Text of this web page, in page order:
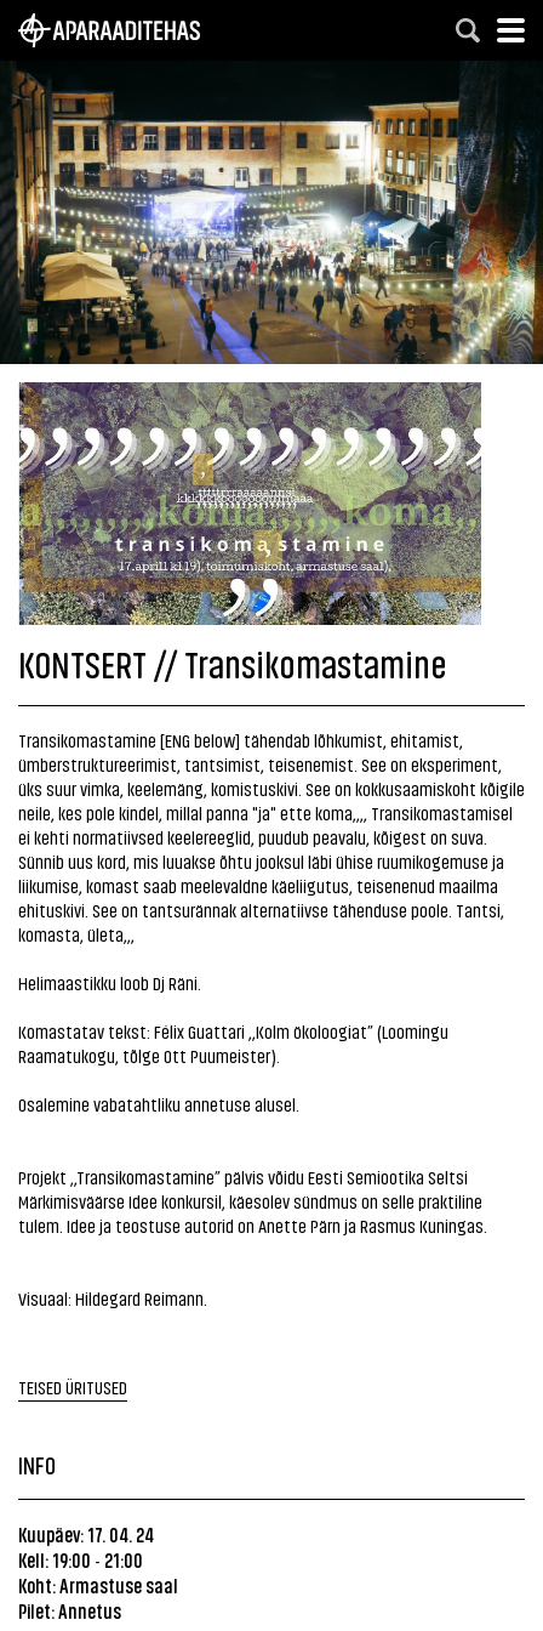
KONTSERT // Transikomastamine
Transikomastamine [ENG below] tähendab lõhkumist, ehitamist,
ümberstruktureerimist, tantsimist, teisenemist. See on eksperiment,
üks suur vimka, keelemäng, komistuskivi. See on kokkusaamiskoht kõigile
neile, kes pole kindel, millal panna "ja" ette koma,,,, Transikomastamisel
ei kehti normatiivsed keelereeglid, puudub peavalu, kõigest on suva.
Sünnib uus kord, mis luuakse õhtu jooksul läbi ühise ruumikogemuse ja
liikumise, komast saab meelevaldne käeliigutus, teisenenud maailma
ehituskivi. See on tantsurännak alternatiivse tähenduse poole. Tantsi,
komasta, ületa,,,
Helimaastikku loob Dj Räni.
Komastatav tekst: Félix Guattari ,,Kolm ökoloogiat” (Loomingu
Raamatukogu, tõlge Ott Puumeister).
Osalemine vabatahtliku annetuse alusel.
Projekt ,,Transikomastamine” pälvis võidu Eesti Semiootika Seltsi
Märkimisväärse Idee konkursil, käesolev sündmus on selle praktiline
tulem. Idee ja teostuse autorid on Anette Pärn ja Rasmus Kuningas.
Visuaal: Hildegard Reimann.
TEISED ÜRITUSED
INFO
Kuupäev: 17. 04. 24
Kell: 19:00 - 21:00
Koht:Armastuse saal
Pilet: Annetus